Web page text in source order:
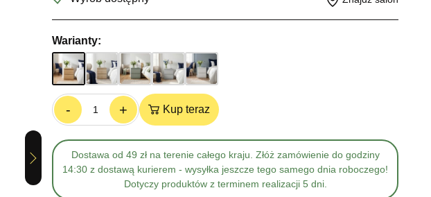
Next
Warianty:
- + Kup teraz
Dostawa od 49 zł na terenie całego kraju. Złóż zamówienie do godziny
14:30 z dostawą kurierem - wysyłka jeszcze tego samego dnia roboczego!
Dotyczy produktów z terminem realizacji 5 dni.